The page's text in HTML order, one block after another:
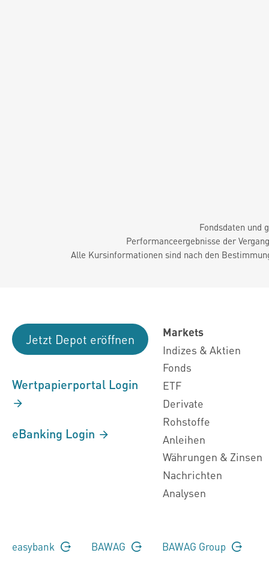
Fondsdaten und
Performanceergebnisse der
Alle Kursinformationen sind nach den
Jetzt Depot eröffnen
Wertpapierportal Login
eBanking Login
Markets
Indizes & Aktien
Fonds
ETF
Derivate
Rohstoffe
Anleihen
Währungen & Zinsen
Nachrichten
Analysen
easybank BAWAG BAWAG Group